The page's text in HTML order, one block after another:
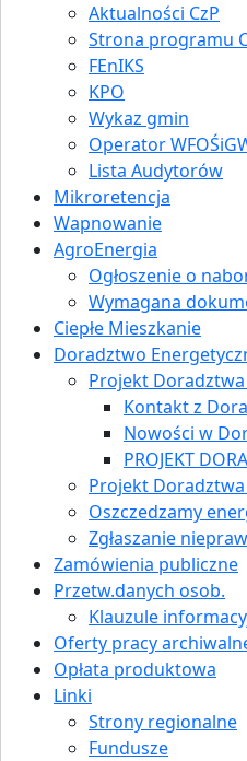
Aktualności CzP
Strona programu
FEnIKS
KPO
Wykaz gmin
Operator
Lista Audytorów
Mikroretencja
Wapnowanie
AgroEnergia
Ogłoszenie o
Wymagana
Ciepłe Mieszkanie
Doradztwo
Projekt Doradztwa
Kontakt z
Nowości w
PROJEKT
Projekt Doradztwa
Oszczedzamy
Zgłaszanie
Zamówienia publiczne
Przetw.danych osob.
Klauzule
Oferty pracy
Opłata produktowa
Linki
Strony regionalne
Fundusze